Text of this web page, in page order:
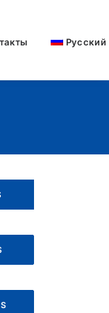
Русский